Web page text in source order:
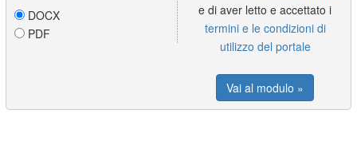
DOCX
PDF
e di aver letto e accettato i
termini e le condizioni di
utilizzo del portale
Vai al modulo »